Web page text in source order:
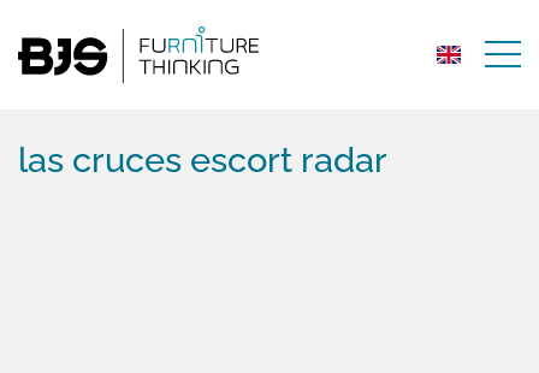
las cruces escort radar